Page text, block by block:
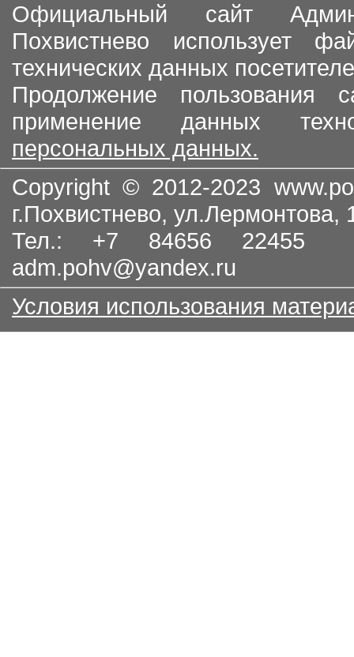
Официальный сайт
Похвистнево использует
технических данных
Продолжение пользования
применение данных
персональных данных.
Copyright © 2012-2023
г.Похвистнево, ул.Лермонтова,
Тел.: +7 84656
adm.pohv@yandex.ru
Условия использования